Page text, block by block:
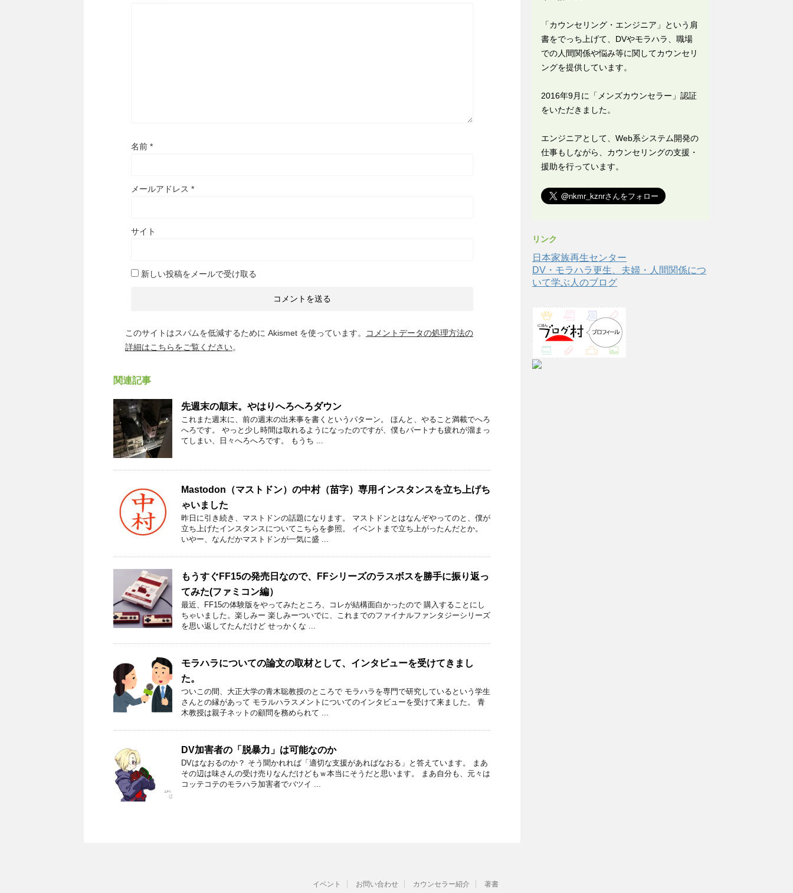
名前 *
メールアドレス *
サイト
新しい投稿をメールで受け取る
このサイトはスパムを低減するために Akismet を使っています。
コメントデータの処理方法の
詳細はこちらをご覧ください。
関連記事
先週末の顛末。やはりへろへろダウン
これまた週末に、前の週末の出来事を書くというパターン。 ほんと、やること満載でへろ
へろです。 やっと少し時間は取れるようになったのですが、僕もパートナも疲れが溜まっ
てしまい、日々へろへろです。 もうち ...
Mastodon（マストドン）の中村（苗字）専用インスタンスを立ち上げち
ゃいました
昨日に引き続き、マストドンの話題になります。 マストドンとはなんぞやってのと、僕が
立ち上げたインスタンスについてこちらを参照。 イベントまで立ち上がったんだとか。
いやー、なんだかマストドンが一気に盛 ...
もうすぐFF15の発売日なので、FFシリーズのラスボスを勝手に振り返っ
てみた(ファミコン編）
最近、FF15の体験版をやってみたところ、コレが結構面白かったので 購入することにし
ちゃいました。楽しみー 楽しみーついでに、これまでのファイナルファンタジーシリーズ
を思い返してたんだけど せっかくな ...
モラハラについての論文の取材として、インタビューを受けてきまし
た。
ついこの間、大正大学の青木聡教授のところで モラハラを専門で研究しているという学生
さんとの縁があって モラルハラスメントについてのインタビューを受けて来ました。 青
木教授は親子ネットの顧問を務められて ...
DV加害者の「脱暴力」は可能なのか
DVはなおるのか？ そう聞かれれば「適切な支援があればなおる」と答えています。 まあ
その辺は味さんの受け売りなんだけどもｗ本当にそうだと思います。 まあ自分も、元々は
コッテコテのモラハラ加害者でバツイ ...
「カウンセリング・エンジニア」という肩
書をでっち上げて、DVやモラハラ、職場
での人間関係や悩み等に関してカウンセリ
ングを提供しています。
2016年9月に「メンズカウンセラー」認証
をいただきました。
エンジニアとして、Web系システム開発の
仕事もしながら、カウンセリングの支援・
援助を行っています。
リンク
日本家族再生センター
DV・モラハラ更生、夫婦・人間関係につ
いて学ぶ人のブログ
イベント お問い合わせ カウンセラー紹介 著書